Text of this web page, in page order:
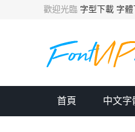
歡迎光臨 字型下載 字
首頁 中文字